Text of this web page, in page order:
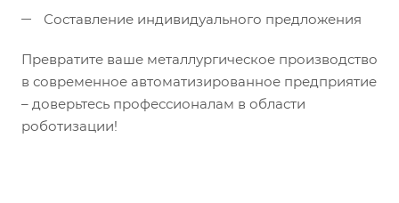
Составление индивидуального предложения
Превратите ваше металлургическое производство
в современное автоматизированное предприятие
– доверьтесь профессионалам в области
роботизации!